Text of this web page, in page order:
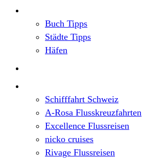
Buch Tipps
Städte Tipps
Häfen
Schifffahrt Schweiz
A-Rosa Flusskreuzfahrten
Excellence Flussreisen
nicko cruises
Rivage Flussreisen